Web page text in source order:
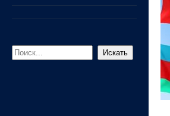
Искать